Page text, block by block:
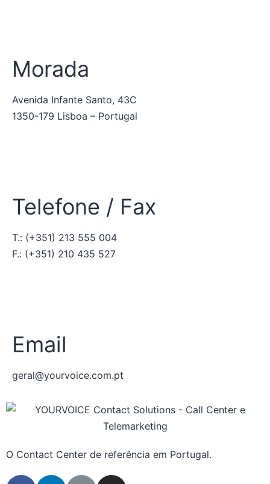
Morada
Avenida Infante Santo, 43C
1350-179 Lisboa – Portugal
Telefone / Fax
T.: (+351) 213 555 004
F.: (+351) 210 435 527
Email
geral@yourvoice.com.pt
O Contact Center de referência em Portugal.